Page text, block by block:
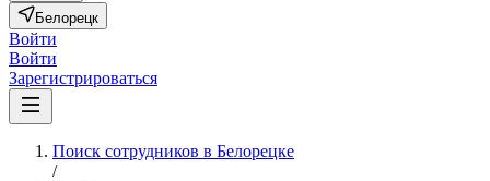
Белорецк
Войти
Войти
Зарегистрироваться
Поиск сотрудников в Белорецке
/